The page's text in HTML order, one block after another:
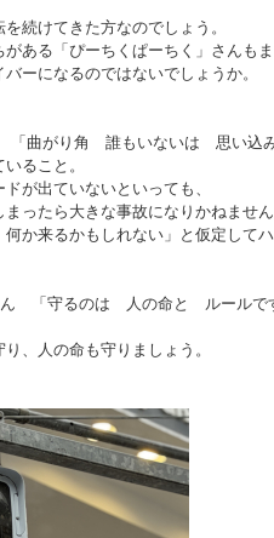
続けてきた方なのでしょう。
ある「ぴーちくぱーちく」さんも
ーになるのではないでしょうか。
「曲がり角 誰もいないは 思い込
ること。
が出ていないといっても、
ったら大きな事故になりかねませ
何か来るかもしれない」と仮定して
ん 「 守るのは 人の命と ルールで
、人の命も守りましょう。